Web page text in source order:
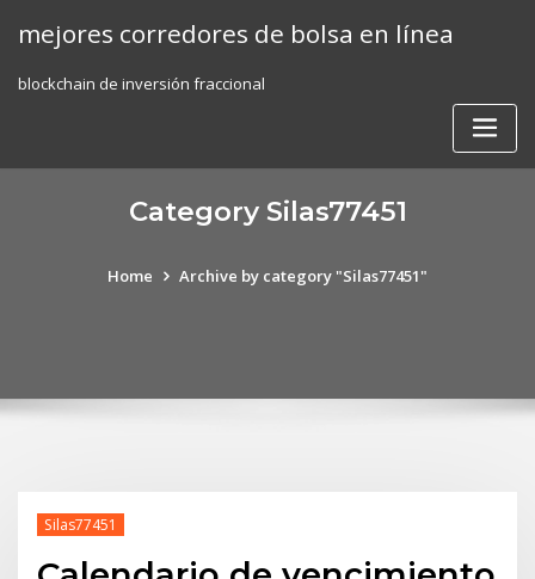
mejores corredores de bolsa en línea
blockchain de inversión fraccional
Category Silas77451
Home Archive by category "Silas77451"
Silas77451